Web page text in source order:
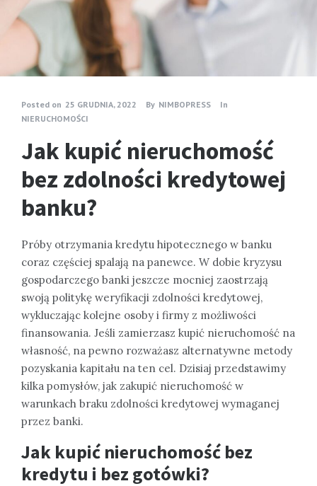
Posted on 25 GRUDNIA, 2022 By NIMBOPRESS
In
NIERUCHOMOŚCI
Jak kupić nieruchomość
bez zdolności kredytowej
banku?
Próby otrzymania kredytu hipotecznego w banku
coraz częściej spalają na panewce. W dobie kryzysu
gospodarczego banki jeszcze mocniej zaostrzają
swoją politykę weryfikacji zdolności kredytowej,
wykluczając kolejne osoby i firmy z możliwości
finansowania. Jeśli zamierzasz kupić nieruchomość na
własność, na pewno rozważasz alternatywne metody
pozyskania kapitału na ten cel. Dzisiaj przedstawimy
kilka pomysłów, jak zakupić nieruchomość w
warunkach braku zdolności kredytowej wymaganej
przez banki.
Jak kupić nieruchomość bez
kredytu i bez gotówki?